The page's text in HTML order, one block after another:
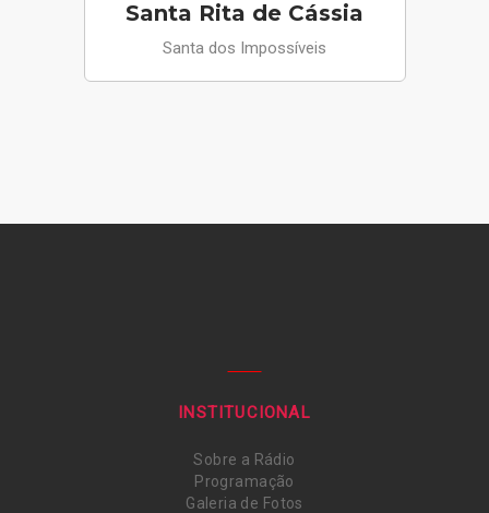
Santa Rita de Cássia
Santa dos Impossíveis
INSTITUCIONAL
Sobre a Rádio
Programação
Galeria de Fotos